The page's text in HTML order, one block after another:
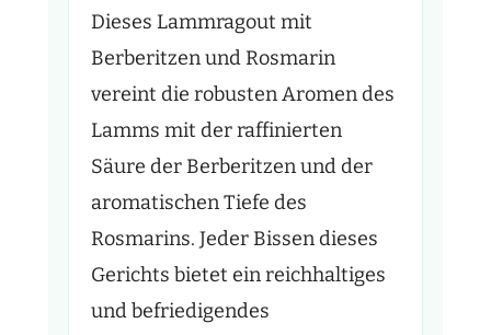
Dieses Lammragout mit
Berberitzen und Rosmarin
vereint die robusten Aromen des
Lamms mit der raffinierten
Säure der Berberitzen und der
aromatischen Tiefe des
Rosmarins. Jeder Bissen dieses
Gerichts bietet ein reichhaltiges
und befriedigendes